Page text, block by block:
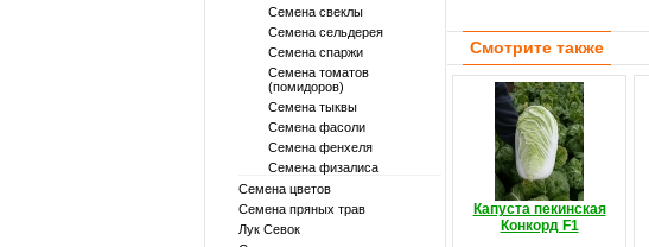
Семена свеклы
Семена сельдерея
Семена спаржи
Семена томатов
(помидоров)
Семена тыквы
Семена фасоли
Семена фенхеля
Семена физалиса
Семена цветов
Семена пряных трав
Лук Севок
Смотрите также
Капуста пекинская
Конкорд F1